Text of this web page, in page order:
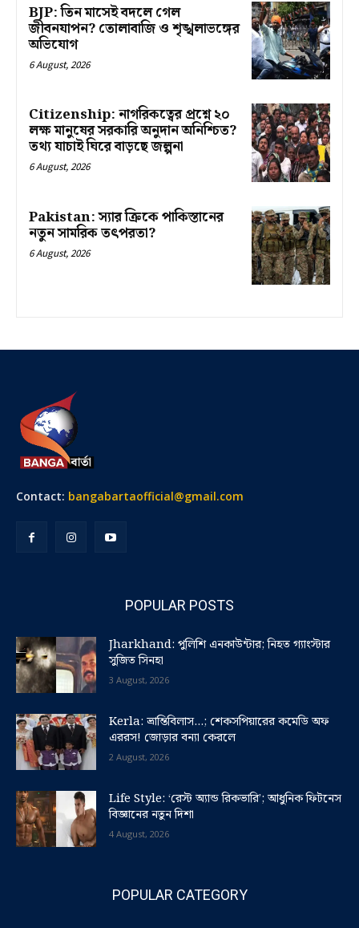
BJP: তিন মাসেই বদলে গেল
জীবনযাপন? তোলাবাজি ও শৃঙ্খলাভঙ্গের
অভিযোগ
6 August, 2026
Citizenship: নাগরিকত্বের প্রশ্নে ২০
লক্ষ মানুষের সরকারি অনুদান অনিশ্চিত?
তথ্য যাচাই ঘিরে বাড়ছে জল্পনা
6 August, 2026
Pakistan: স্যার ক্রিকে পাকিস্তানের
নতুন সামরিক তৎপরতা?
6 August, 2026
Contact: bangabartaofficial@gmail.com
POPULAR POSTS
Jharkhand: পুলিশি এনকাউন্টার; নিহত গ্যাংস্টার
সুজিত সিনহা
3 August, 2026
Kerla: ভ্রান্তিবিলাস…; শেকসপিয়ারের কমেডি অফ
এররস! জোড়ার বন্যা কেরলে
2 August, 2026
Life Style: ‘রেস্ট অ্যান্ড রিকভারি’; আধুনিক ফিটনেস
বিজ্ঞানের নতুন দিশা
4 August, 2026
POPULAR CATEGORY